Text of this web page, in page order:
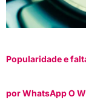
Popularidade e
por WhatsApp O